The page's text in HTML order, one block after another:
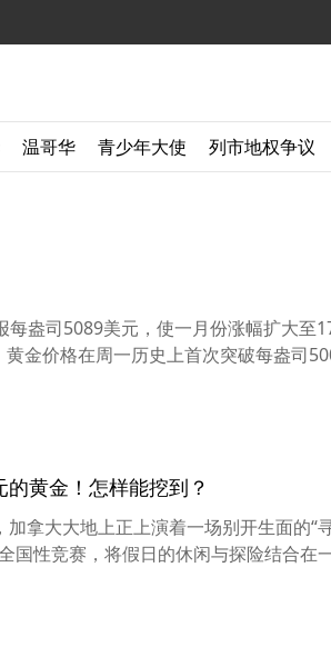
温哥华 青少年大使 列市地权争议
每盎司5089美元，使一月份涨幅扩大
金价格在周一历史上首次突破每盎司
黄金！怎样能挖到？
拿大大地上正上演着一场别开生面的“
性竞赛，将假日的休闲与探险结合在